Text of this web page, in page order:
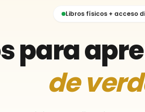
Libros físicos + acceso
para
de